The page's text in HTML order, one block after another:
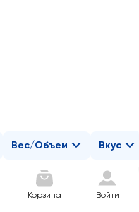
Вес/Объем Вкус
Корзина Войти